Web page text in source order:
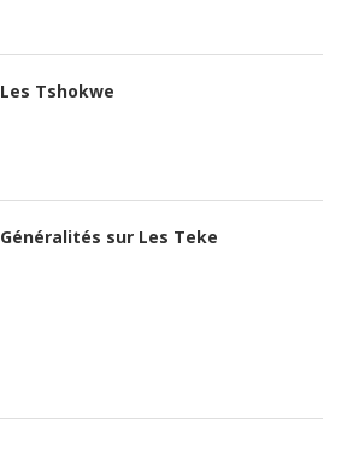
Les Tshokwe
Généralités sur Les Teke